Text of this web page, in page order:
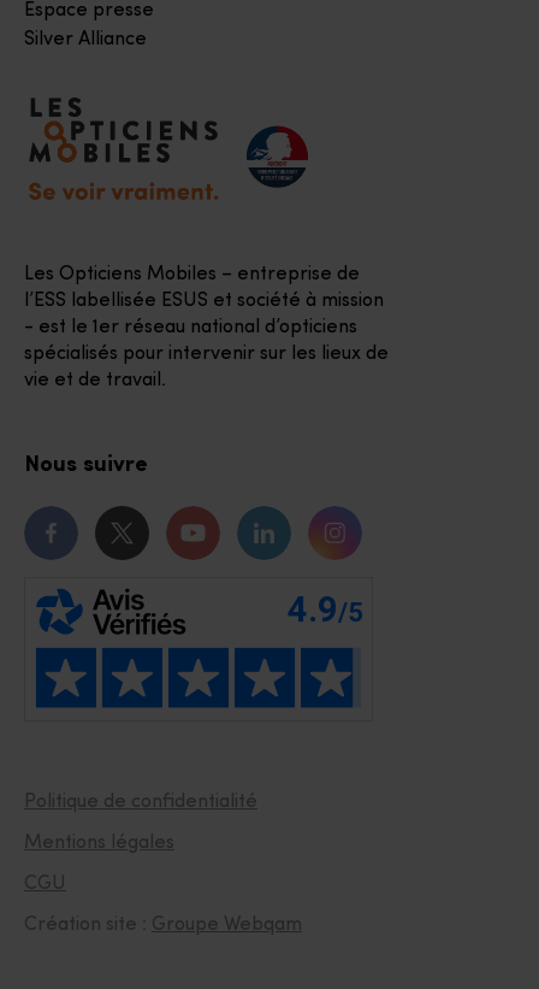
Accéder à notre page d'accueil
Les Opticiens Mobiles – entreprise de
l’ESS labellisée ESUS et société à mission
- est le 1er réseau national d’opticiens
spécialisés pour intervenir sur les lieux de
vie et de travail.
Espace presse
Silver Alliance
Nous suivre
Notre page Facebook
Notre page Twitter
Notre chaîne Youtube
Notre page Linkedin
Notre page
Politique de confidentialité
Mentions légales
CGU
Création site : Groupe Webqam